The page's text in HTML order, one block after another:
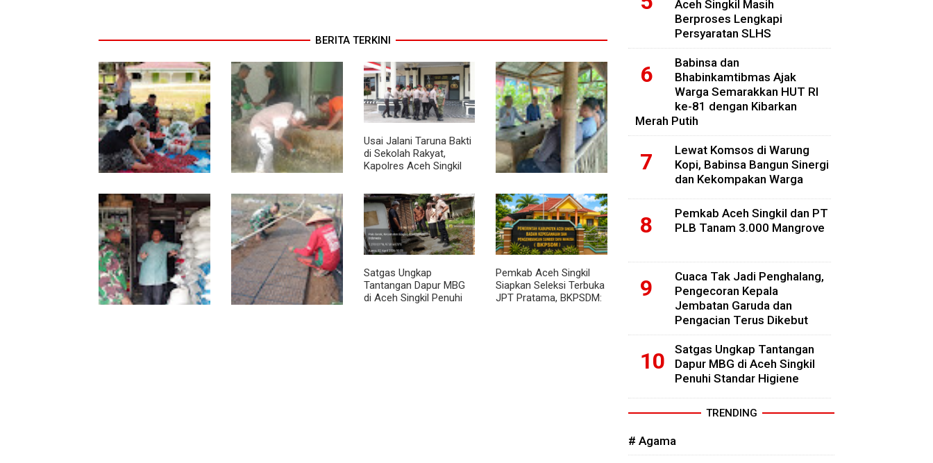
BERITA TERKINI
Babinsa Turun ke Pasar,
Harga dan Ketersediaan
Sembako Dipantau
Semangat Gotong
Royong, Babinsa dan
Warga Bersihkan
Penampungan Air
Masjid
Usai Jalani Taruna Bakti
di Sekolah Rakyat,
Kapolres Aceh Singkil
Perwira Polri
Sambil Ngopi, Plh.
Pasiter Kodim
0118/Subulussalam Beri
Motivasi Pemuda Calon
Peserta Seleksi Komcad
Satgas Ungkap
Tantangan Dapur MBG
di Aceh Singkil Penuhi
Pemkab Aceh Singkil
Siapkan Seleksi Terbuka
JPT Pratama, BKPSDM:
Aceh Singkil Masih
Berproses Lengkapi
Persyaratan SLHS
Babinsa dan
Bhabinkamtibmas Ajak
Warga Semarakkan HUT RI
ke-81 dengan Kibarkan
Merah Putih
Lewat Komsos di Warung
Kopi, Babinsa Bangun Sinergi
dan Kekompakan Warga
Pemkab Aceh Singkil dan PT
PLB Tanam 3.000 Mangrove
Cuaca Tak Jadi Penghalang,
Pengecoran Kepala
Jembatan Garuda dan
Pengacian Terus Dikebut
Satgas Ungkap Tantangan
Dapur MBG di Aceh Singkil
Penuhi Standar Higiene
TRENDING
# Agama